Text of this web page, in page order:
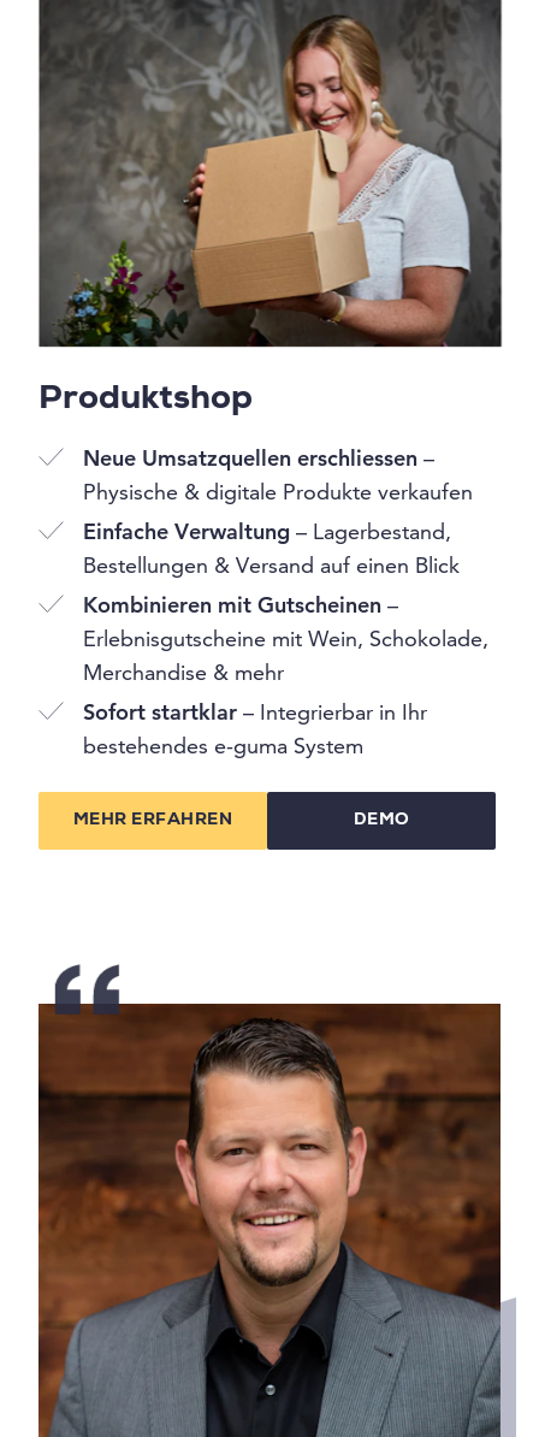
Produktshop
Neue Umsatzquellen erschliessen –
Physische & digitale Produkte verkaufen
Einfache Verwaltung – Lagerbestand,
Bestellungen & Versand auf einen Blick
Kombinieren mit Gutscheinen –
Erlebnisgutscheine mit Wein, Schokolade,
Merchandise & mehr
Sofort startklar – Integrierbar in Ihr
bestehendes e-guma System
MEHR ERFAHREN DEMO